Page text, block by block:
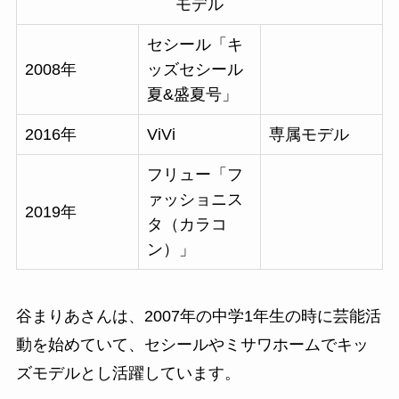
モデル
2008年
セシール「キ
ッズセシール
夏&盛夏号」
2016年 ViVi 専属モデル
2019年
フリュー「フ
ァッショニス
タ（カラコ
ン）」
谷まりあさんは、2007年の中学1年生の時に芸能活
動を始めていて、セシールやミサワホームでキッ
ズモデルとし活躍しています。